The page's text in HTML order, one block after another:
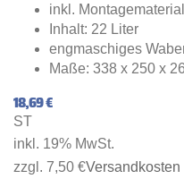
inkl. Montagematerial
Inhalt: 22 Liter
engmaschiges
Maße: 338 x 250 x
18,69 €
ST
inkl. 19% MwSt.
zzgl. 7,50 €Versandkosten